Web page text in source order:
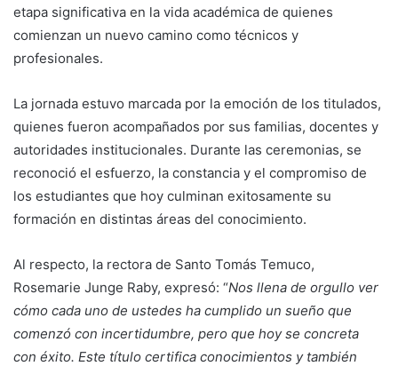
etapa significativa en la vida académica de quienes
comienzan un nuevo camino como técnicos y
profesionales.
La jornada estuvo marcada por la emoción de los titulados,
quienes fueron acompañados por sus familias, docentes y
autoridades institucionales. Durante las ceremonias, se
reconoció el esfuerzo, la constancia y el compromiso de
los estudiantes que hoy culminan exitosamente su
formación en distintas áreas del conocimiento.
Al respecto, la rectora de Santo Tomás Temuco,
Rosemarie Junge Raby, expresó: “Nos llena de orgullo ver
cómo cada uno de ustedes ha cumplido un sueño que
comenzó con incertidumbre, pero que hoy se concreta
con éxito. Este título certifica conocimientos y también